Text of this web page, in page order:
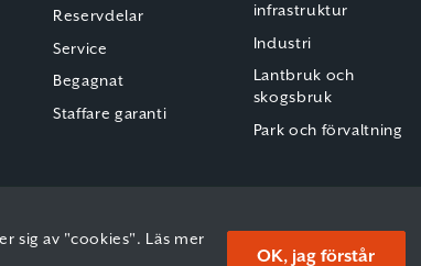
Reservdelar
Service
Begagnat
Staffare garanti
infrastruktur
Industri
Lantbruk och
skogsbruk
Park och förvaltning
sig av "cookies". Läs mer
OK, jag förstår